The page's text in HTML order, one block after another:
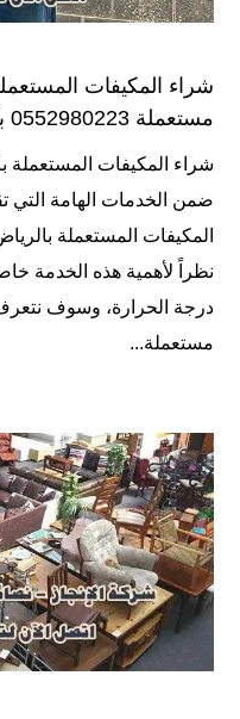
شراء المكيفات
مستعملة 0552980223 بأفضل الأسعار في الرياض
شراء المكيفات المستعملة
ضمن الخدمات الهامة التي
المكيفات المستعملة
نظراً لأهمية هذه الخدمة
درجة الحرارة، وسوف
مستعملة...